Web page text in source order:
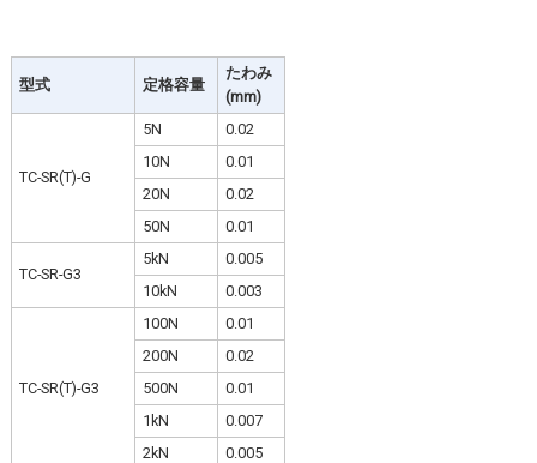
型式 定格容量
たわみ
(mm)
TC-SR(T)-G
5N
0.02
10N
0.01
20N
0.02
50N
0.01
TC-SR-G3
5kN
0.005
10kN
0.003
TC-SR(T)-G3
100N
0.01
200N
0.02
500N
0.01
1kN
0.007
2kN
0.005